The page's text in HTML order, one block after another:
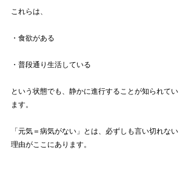
これらは、
・食欲がある
・普段通り生活している
という状態でも、静かに進行することが知られてい
ます。
「元気＝病気がない」とは、必ずしも言い切れない
理由がここにあります。